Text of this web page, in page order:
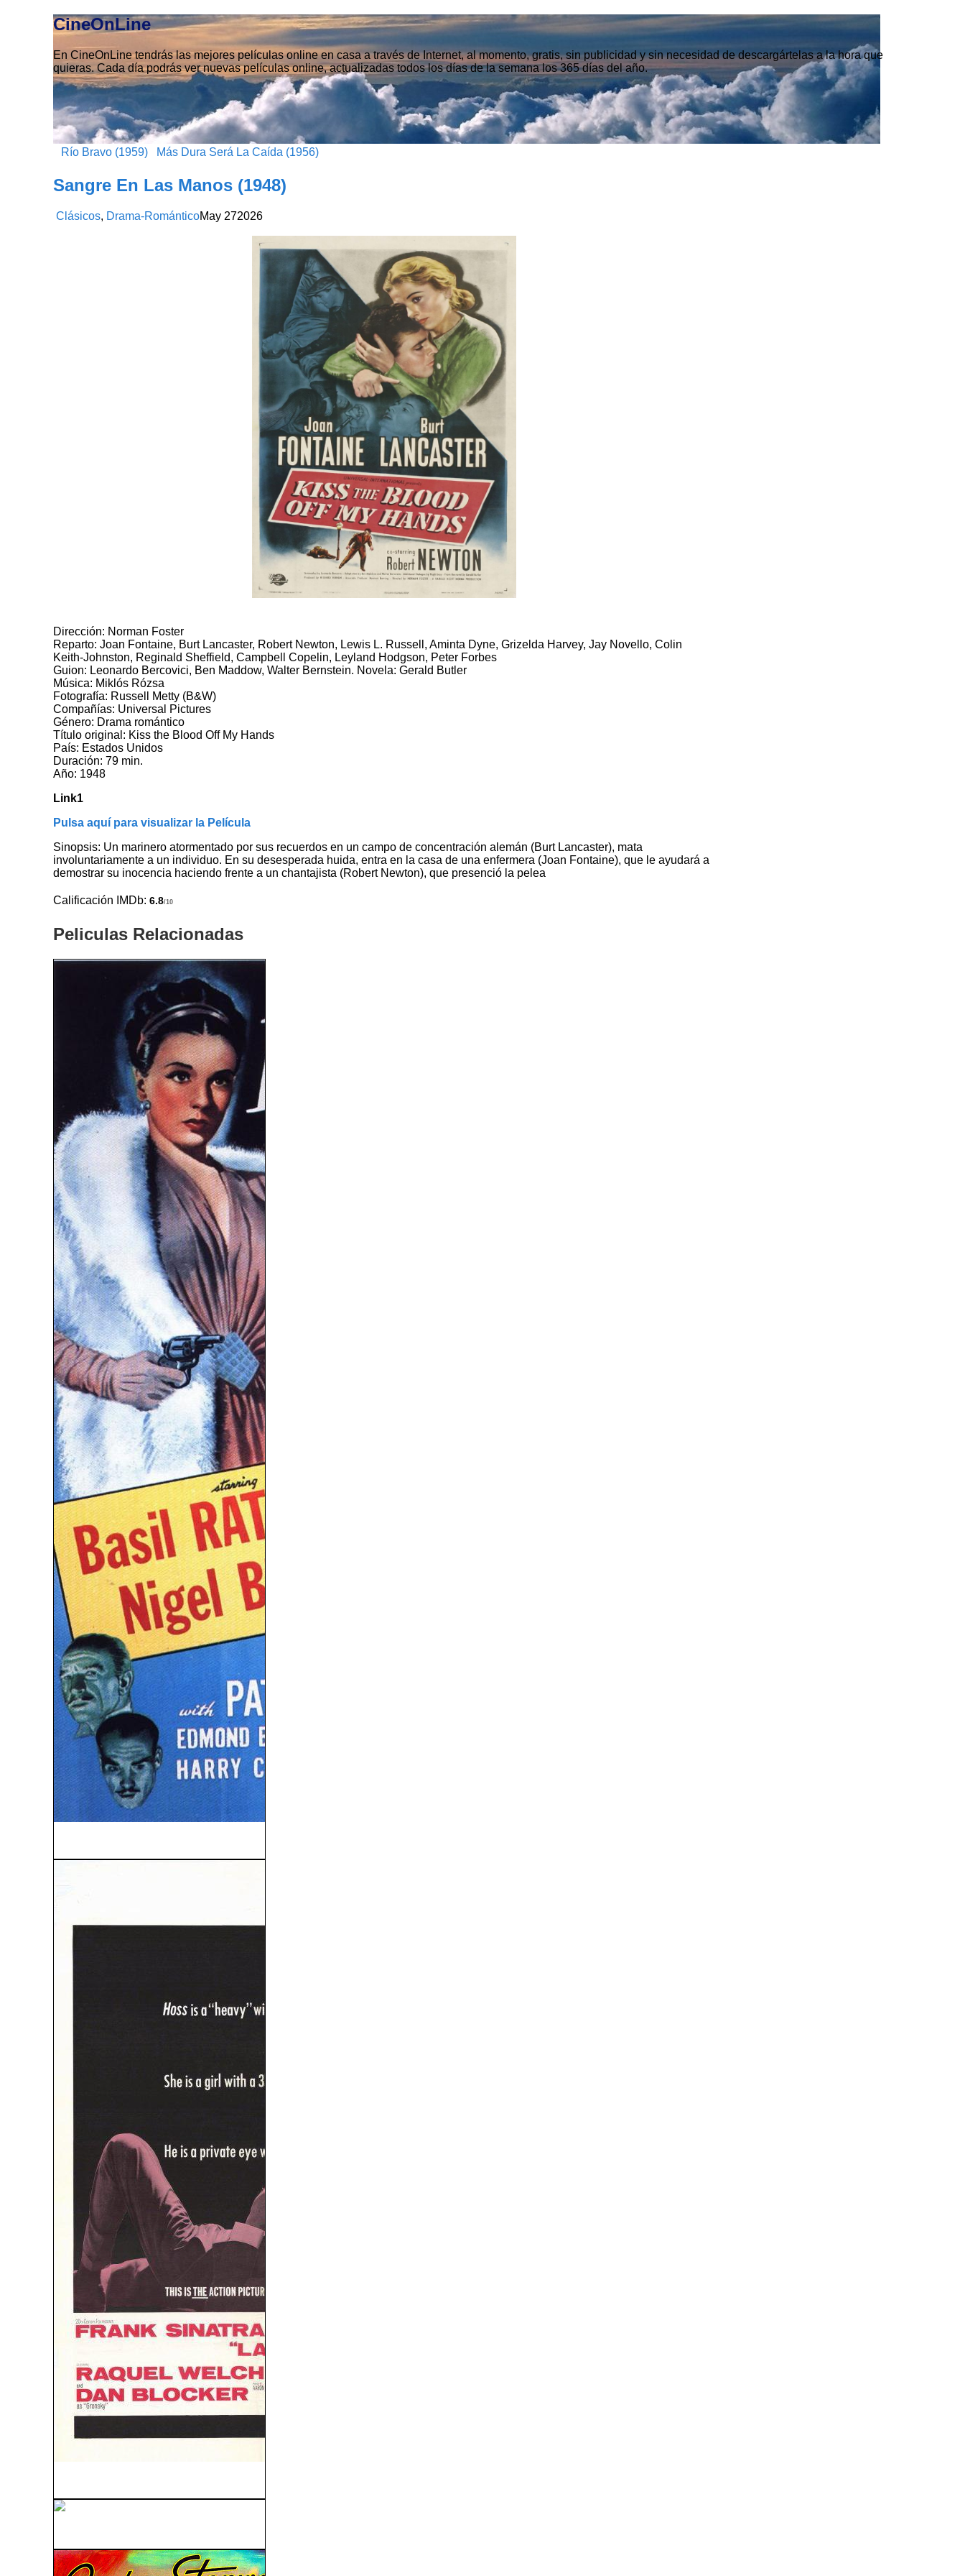
CineOnLine
En CineOnLine tendrás las mejores películas online en casa a través de Internet, al momento, gratis, sin publicidad y sin necesidad de descargártelas a la hora que
quieras. Cada día podrás ver nuevas películas online, actualizadas todos los días de la semana los 365 días del año.
Río Bravo (1959) Más Dura Será La Caída (1956)
Sangre En Las Manos (1948)
Clásicos, Drama-RománticoMay 272026
Dirección: Norman Foster
Reparto: Joan Fontaine, Burt Lancaster, Robert Newton, Lewis L. Russell, Aminta Dyne, Grizelda Harvey, Jay Novello, Colin
Keith-Johnston, Reginald Sheffield, Campbell Copelin, Leyland Hodgson, Peter Forbes
Guion: Leonardo Bercovici, Ben Maddow, Walter Bernstein. Novela: Gerald Butler
Música: Miklós Rózsa
Fotografía: Russell Metty (B&W)
Compañías: Universal Pictures
Género: Drama romántico
Título original: Kiss the Blood Off My Hands
País: Estados Unidos
Duración: 79 min.
Año: 1948
Link1
Pulsa aquí para visualizar la Película
Sinopsis: Un marinero atormentado por sus recuerdos en un campo de concentración alemán (Burt Lancaster), mata
involuntariamente a un individuo. En su desesperada huida, entra en la casa de una enfermera (Joan Fontaine), que le ayudará a
demostrar su inocencia haciendo frente a un chantajista (Robert Newton), que presenció la pelea
Calificación IMDb:6.8/10
Peliculas Relacionadas